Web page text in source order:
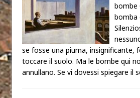
bombe
bomba
se fosse una piuma, insignificante,
toccare il suolo. Ma le bombe qui
annullano. Se vi dovessi spiegare il